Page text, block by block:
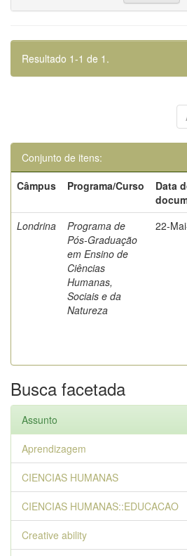
Resultado 1-1 de 1.
Conjunto de itens:
Câmpus
Programa/Curso
Data
Londrina
Programa de
Pós-Graduação
em Ensino de
Ciências
Humanas,
Sociais e da
Natureza
22-
Busca facetada
Assunto
Aprendizagem
CIENCIAS HUMANAS
CIENCIAS HUMANAS::EDUCACAO
Creative ability